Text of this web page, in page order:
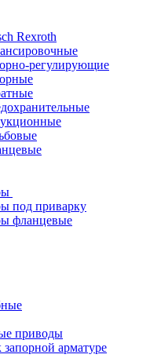
Rexroth
регулирующие
под приварку
фланцевые
приводы
арматуре